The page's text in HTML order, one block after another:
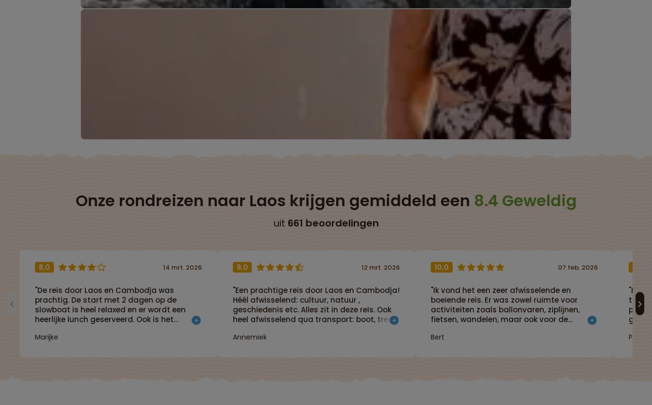
Onze rondreizen naar Laos krijgen gemiddeld een 8.4 Geweldig
uit 661 beoordelingen
8,0
"De reis door Laos en Cambodja was
prachtig. De start met 2 dagen op de
slowboat is heel relaxed en er wordt een
heerlijke lunch geserveerd. Ook is het
dag mooi. Laos en Cambodja zijn beide
Marijke
14 mrt. 2026 9,0
"Een prachtige reis door Laos en Cambodja!
Héél afwisselend: cultuur, natuur ,
geschiedenis etc. Alles zit in deze reis. Ook
heel afwisselend qua transport: boot, trein,
van beide landen op verschillende
Annemiek
12 mrt. 2026 10,0
"Ik vond het een zeer afwisselende en
boeiende reis. Er was zowel ruimte voor
activiteiten zoals ballonvaren, ziplijnen,
fietsen, wandelen, maar ook voor de
beeld van de huidige cultuur van Laos en
Bert
07 feb. 2026
"Het
Petra